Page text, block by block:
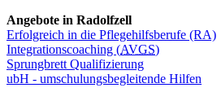
Angebote in Radolfzell
Erfolgreich in die Pflegehilfsberufe (RA)
Integrationscoaching (AVGS)
Sprungbrett Qualifizierung
ubH - umschulungsbegleitende Hilfen